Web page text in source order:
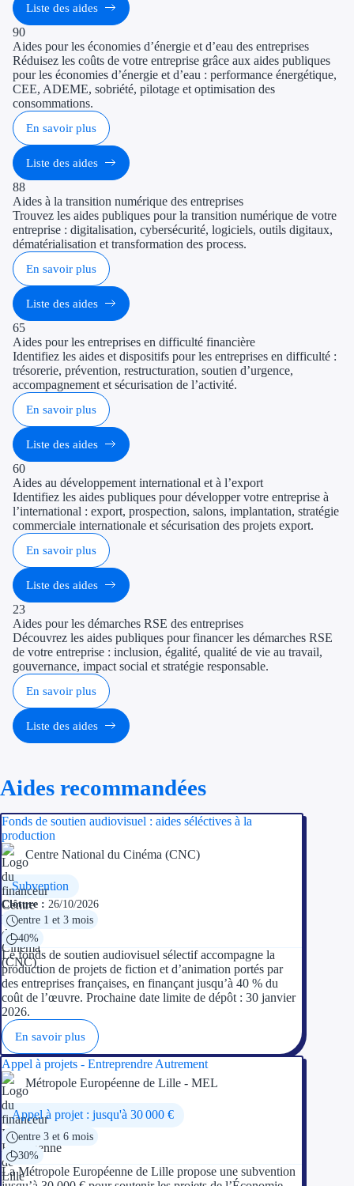
Liste des aides
90
Aides pour les économies d’énergie et d’eau des entreprises
Réduisez les coûts de votre entreprise grâce aux aides publiques
pour les économies d’énergie et d’eau : performance énergétique,
CEE, ADEME, sobriété, pilotage et optimisation des
consommations.
En savoir plus
Liste des aides
88
Aides à la transition numérique des entreprises
Trouvez les aides publiques pour la transition numérique de votre
entreprise : digitalisation, cybersécurité, logiciels, outils digitaux,
dématérialisation et transformation des process.
En savoir plus
Liste des aides
65
Aides pour les entreprises en difficulté financière
Identifiez les aides et dispositifs pour les entreprises en difficulté :
trésorerie, prévention, restructuration, soutien d’urgence,
accompagnement et sécurisation de l’activité.
En savoir plus
Liste des aides
60
Aides au développement international et à l’export
Identifiez les aides publiques pour développer votre entreprise à
l’international : export, prospection, salons, implantation, stratégie
commerciale internationale et sécurisation des projets export.
En savoir plus
Liste des aides
23
Aides pour les démarches RSE des entreprises
Découvrez les aides publiques pour financer les démarches RSE
de votre entreprise : inclusion, égalité, qualité de vie au travail,
gouvernance, impact social et stratégie responsable.
En savoir plus
Liste des aides
Aides recommandées
Fonds de soutien audiovisuel : aides séléctives à la
production
Centre National du Cinéma (CNC)
Subvention
Clôture : 26/10/2026
entre 1 et 3 mois
40%
Le fonds de soutien audiovisuel sélectif accompagne la
production de projets de fiction et d’animation portés par
des entreprises françaises, en finançant jusqu’à 40 % du
coût de l’œuvre. Prochaine date limite de dépôt : 30 janvier
2026.
En savoir plus
Appel à projets - Entreprendre Autrement
Métropole Européenne de Lille - MEL
Appel à projet : jusqu'à 30 000 €
entre 3 et 6 mois
30%
La Métropole Européenne de Lille propose une subvention